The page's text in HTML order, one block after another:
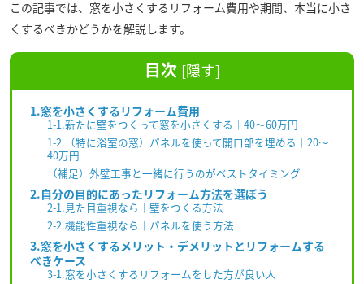
この記事では、窓を小さくするリフォーム費用や期間、本当に小さ
くするべきかどうかを解説します。
目次 [隠す]
1.窓を小さくするリフォーム費用
1-1.新たに壁をつくって窓を小さくする｜40～60万円
1-2.（特に浴室の窓）パネルを使って開口部を埋める｜20～
40万円
（補足）外壁工事と一緒に行うのがベストタイミング
2.自分の目的にあったリフォーム方法を選ぼう
2-1.見た目重視なら｜壁をつくる方法
2-2.機能性重視なら｜パネルを使う方法
3.窓を小さくするメリット・デメリットとリフォームする
べきケース
3-1.窓を小さくするリフォームをした方が良い人